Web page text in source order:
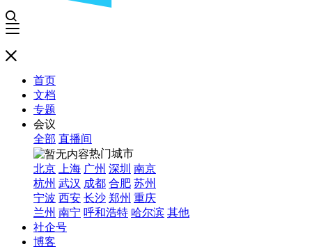
首页
文档
专题
会议
全部 直播间
热门城市
北京
上海 广州 深圳 南京
杭州 武汉 成都 合肥 苏州
宁波 西安 长沙 郑州 重庆
兰州 南宁 呼和浩特 哈尔滨 其他
社企号
博客